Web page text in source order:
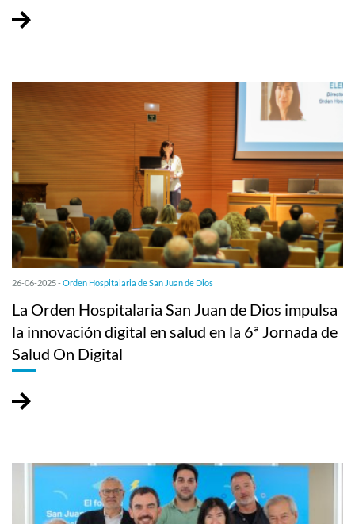
26-06-2025 -Orden Hospitalaria de San Juan de Dios
La Orden Hospitalaria San Juan de Dios impulsa
la innovación digital en salud en la 6ª Jornada de
Salud On Digital